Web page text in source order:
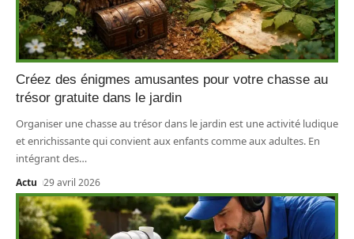
Créez des énigmes amusantes pour votre chasse au
trésor gratuite dans le jardin
Organiser une chasse au trésor dans le jardin est une activité ludique
et enrichissante qui convient aux enfants comme aux adultes. En
intégrant des…
Actu 29 avril 2026